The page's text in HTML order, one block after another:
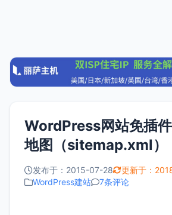
WordPress网站免插
地图（sitemap.xml）
发布于：2015-07-28
更新于：
WordPress建站
7条评论